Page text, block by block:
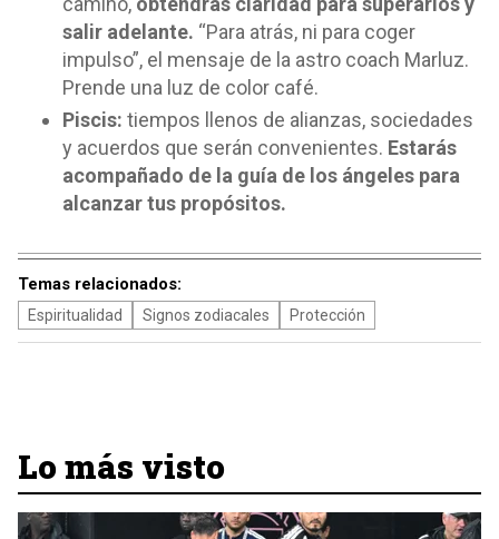
salir adelante. “Para atrás, ni para coger
impulso”, el mensaje de la astro coach Marluz.
Prende una luz de color café.
Piscis: tiempos llenos de alianzas, sociedades
y acuerdos que serán convenientes. Estarás
acompañado de la guía de los ángeles para
alcanzar tus propósitos.
Temas relacionados:
Espiritualidad Signos zodiacales Protección
Lo más visto